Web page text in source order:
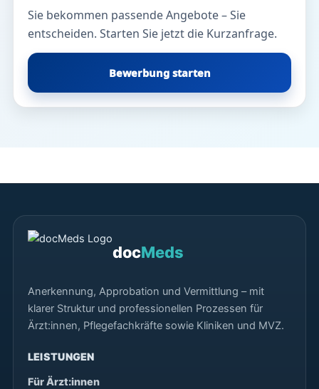
Sie bekommen passende Angebote – Sie
entscheiden. Starten Sie jetzt die Kurzanfrage.
Bewerbung starten
docMeds
Anerkennung, Approbation und Vermittlung – mit
klarer Struktur und professionellen Prozessen für
Ärzt:innen, Pflegefachkräfte sowie Kliniken und MVZ.
LEISTUNGEN
Für Ärzt:innen